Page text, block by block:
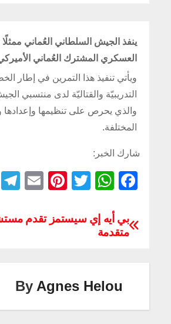
العسكري المشترك العُماني
ويأتي تنفيذ هذا التمرين في إطار
التدريبيّة والقتاليّة لدى منتسبي
والذي يحرص على تنظيمها وإعدادها
المختلفة.
شارك الخبر:
F
c
e
o
k
W
at
p
T
tt
Pi
er
E
ail بي أيه إي سيستمز تقدم
متقدمة
By Agnes Helou